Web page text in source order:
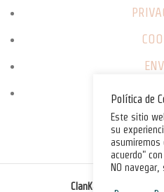
CAMBIOS /
ClanKarachi.com
Política de
Este sitio
su
asumiremos
acuerdo"
NO